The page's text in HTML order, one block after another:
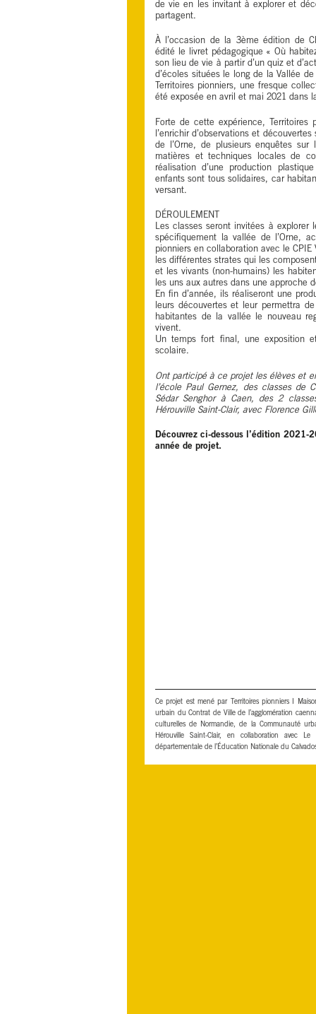
de vie en les invitant à explorer et
partagent.
À l’occasion de la 3ème édition de
édité le livret pédagogique « Où
son lieu de vie à partir d’un quiz et
d’écoles situées le long de la Vallée
Territoires pionniers, une fresque
été exposée en avril et mai 2021 dans
Forte de cette expérience, Territoires
l’enrichir d’observations et
de l’Orne, de plusieurs enquêtes
matières et techniques locales de
réalisation d’une production
enfants sont tous solidaires, car
versant.
DÉROULEMENT
Les classes seront invitées à explorer
spécifiquement la vallée de l’Orne,
pionniers en collaboration avec le CPIE
les différentes strates qui les
et les vivants (non-humains) les
les uns aux autres dans une approche
En fin d’année, ils réaliseront une
leurs découvertes et leur permettra
habitantes de la vallée le nouveau
vivent.
Un temps fort final, une exposition
scolaire.
Ont participé à ce projet les élèves et
l’école Paul Gernez, des classes de
Sédar Senghor à Caen, des 2
Hérouville Saint-Clair, avec Florence
Découvrez ci-dessous l’édition
année de projet.
Ce projet est mené par Territoires pionniers I
urbain du Contrat de Ville de l’agglomération
culturelles de Normandie, de la Communauté
Hérouville Saint-Clair, en collaboration avec
départementale de l’Éducation Nationale du